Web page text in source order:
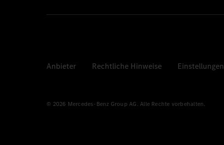
Anbieter Rechtliche Hinweise Einstellungen
© 2026 Mercedes-Benz Group AG. Alle Rechte vorbehalten.